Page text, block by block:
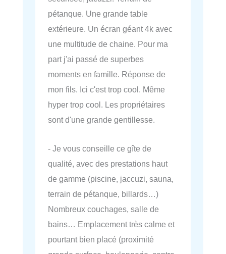
pétanque. Une grande table
extérieure. Un écran géant 4k avec
une multitude de chaine. Pour ma
part j'ai passé de superbes
moments en famille. Réponse de
mon fils. Ici c'est trop cool. Même
hyper trop cool. Les propriétaires
sont d'une grande gentillesse.
- Je vous conseille ce gîte de
qualité, avec des prestations haut
de gamme (piscine, jaccuzi, sauna,
terrain de pétanque, billards…)
Nombreux couchages, salle de
bains… Emplacement très calme et
pourtant bien placé (proximité